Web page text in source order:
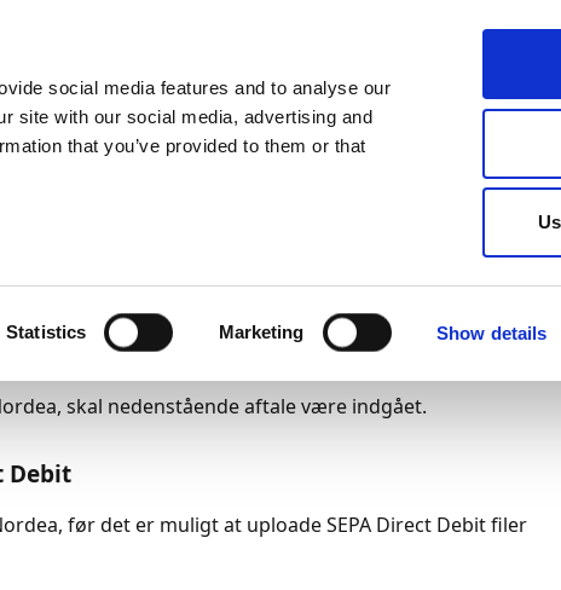
social media features and to analyse our
site with our social media, advertising and
that you’ve provided to them or that
Statistics Marketing Show details
Nordea
skal nedenstående aftale være indgået.
Debit
før det er muligt at uploade SEPA Direct Debit filer